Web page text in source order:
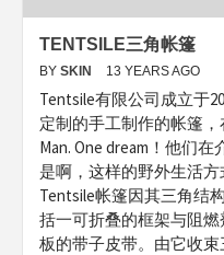
TENTSILE三角帐篷
BY SKIN 13 YEARS AGO
Tentsile有限公司成立于
定制的手工制作的帐篷
Man. One dream！他们
是啊，这样的野外生活方
Tentsile帐篷因其三角结
括一可折叠的框架与阻
板的带子皮带。由它收